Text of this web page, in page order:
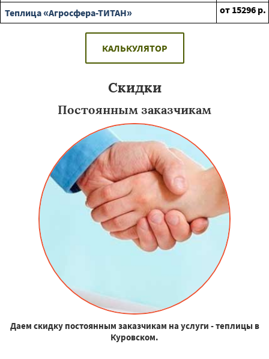
Теплица «Агросфера-ТИТАН» от 15296 р.
КАЛЬКУЛЯТОР
Скидки
Постоянным заказчикам
Даем скидку постоянным заказчикам на услуги - теплицы в
Куровском.